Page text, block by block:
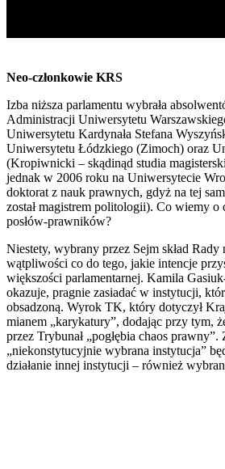
Neo-członkowie KRS
Izba niższa parlamentu wybrała
Administracji Uniwersytetu
Uniwersytetu Kardynała Stefana
Uniwersytetu Łódzkiego (Zimoch) oraz
(Kropiwnicki – skądinąd studia
jednak w 2006 roku na Uniwersytecie
doktorat z nauk prawnych, gdyż na tej
został magistrem politologii). Co wiemy o
posłów-prawników?
Niestety, wybrany przez Sejm skład Rady
wątpliwości co do tego, jakie intencje
większości parlamentarnej. Kamila
okazuje, pragnie zasiadać w instytucji,
obsadzoną. Wyrok TK, który dotyczył
mianem „karykatury”, dodając przy tym,
przez Trybunał „pogłębia chaos prawny”.
„niekonstytucyjnie wybrana instytucja”
działanie innej instytucji – również